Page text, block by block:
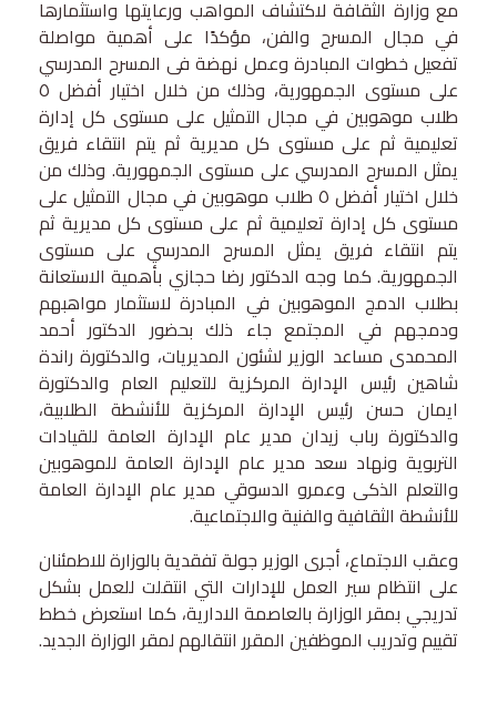
مع وزارة الثقافة لاكتشاف المواهب ورعايتها واستثمارها
في مجال المسرح والفن، مؤكدًا على أهمية مواصلة
تفعيل خطوات المبادرة وعمل نهضة فى المسرح المدرسي
على مستوى الجمهورية، وذلك من خلال اختيار أفضل ٥
طلاب موهوبين في مجال التمثيل على مستوى كل إدارة
تعليمية ثم على مستوى كل مديرية ثم يتم انتقاء فريق
يمثل المسرح المدرسي على مستوى الجمهورية. وذلك من
خلال اختيار أفضل ٥ طلاب موهوبين في مجال التمثيل على
مستوى كل إدارة تعليمية ثم على مستوى كل مديرية ثم
يتم انتقاء فريق يمثل المسرح المدرسي على مستوى
الجمهورية. كما وجه الدكتور رضا حجازي بأهمية الاستعانة
بطلاب الدمج الموهوبين في المبادرة لاستثمار مواهبهم
ودمجهم في المجتمع جاء ذلك بحضور الدكتور أحمد
المحمدى مساعد الوزير لشئون المديريات، والدكتورة راندة
شاهين رئيس الإدارة المركزية للتعليم العام والدكتورة
ايمان حسن رئيس الإدارة المركزية للأنشطة الطلابية،
والدكتورة رباب زیدان مدير عام الإدارة العامة للقيادات
التربوية ونهاد سعد مدير عام الإدارة العامة للموهوبين
والتعلم الذكى وعمرو الدسوقي مدير عام الإدارة العامة
للأنشطة الثقافية والفنية والاجتماعية.
وعقب الاجتماع، أجرى الوزير جولة تفقدية بالوزارة للاطمئنان
على انتظام سير العمل للإدارات التي انتقلت للعمل بشكل
تدريجي بمقر الوزارة بالعاصمة الادارية، كما استعرض خطط
تقييم وتدريب الموظفين المقرر انتقالهم لمقر الوزارة الجديد.